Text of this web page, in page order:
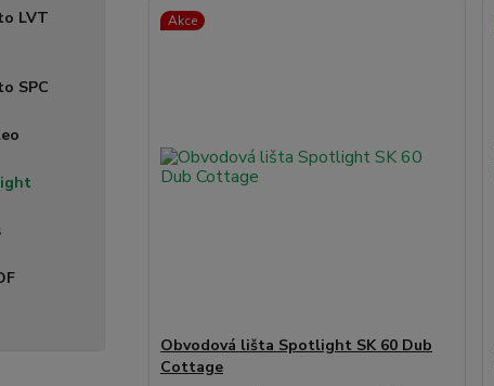
LVT
SPC
Akce
Obvodová lišta Spotlight SK 60 Dub
Cottage